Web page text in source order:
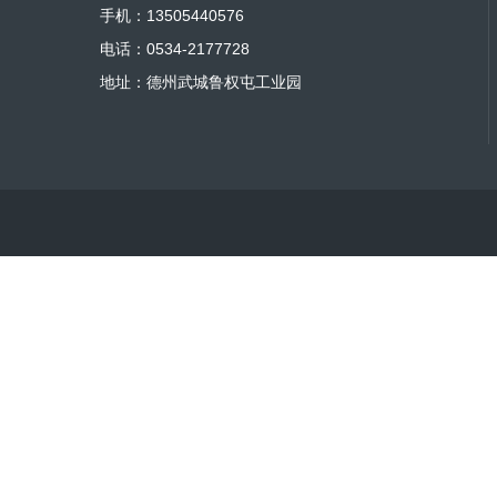
手机：13505440576
电话：0534-2177728
地址：德州武城鲁权屯工业园